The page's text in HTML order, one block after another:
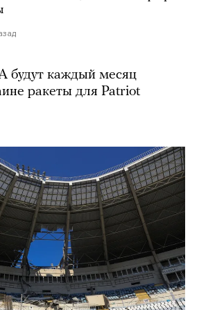
будут каждый месяц
ракеты для Patriot